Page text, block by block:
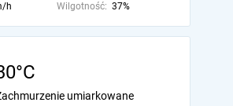
h Wilgotność: 37%
umiarkowane